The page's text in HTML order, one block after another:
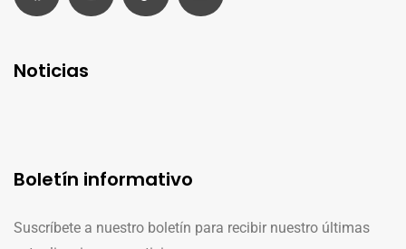
Noticias
Boletín informativo
Suscríbete a nuestro boletín para recibir nuestro últimas